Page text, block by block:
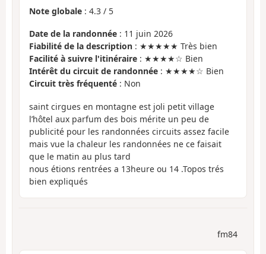
Note globale : 4.3 / 5
Date de la randonnée : 11 juin 2026
Fiabilité de la description : ★★★★★ Très bien
Facilité à suivre l'itinéraire : ★★★★☆ Bien
Intérêt du circuit de randonnée : ★★★★☆ Bien
Circuit très fréquenté : Non
saint cirgues en montagne est joli petit village
l’hôtel aux parfum des bois mérite un peu de
publicité pour les randonnées circuits assez facile
mais vue la chaleur les randonnées ne ce faisait
que le matin au plus tard
nous étions rentrées a 13heure ou 14 .Topos trés
bien expliqués
fm84